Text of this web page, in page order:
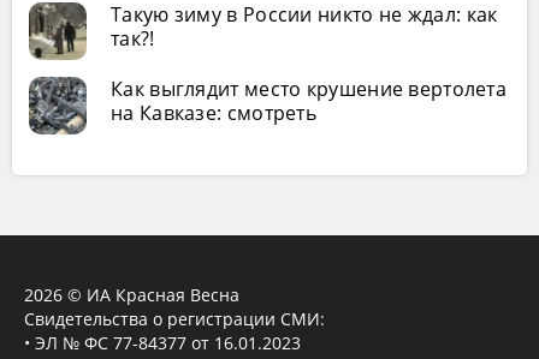
Такую зиму в России никто не ждал: как
так?!
Как выглядит место крушение вертолета
на Кавказе: смотреть
2026 © ИА Красная Весна
Свидетельства о регистрации СМИ:
• ЭЛ № ФС 77-84377 от 16.01.2023